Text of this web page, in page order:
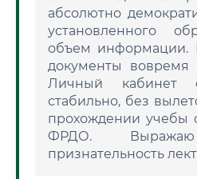
абсолютно
установленного
объем информации.
документы вовремя
Личный кабинет
стабильно, без
прохождении
ФРДО.
признательность